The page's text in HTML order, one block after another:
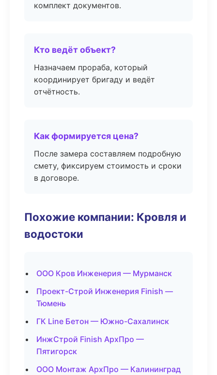
комплект документов.
Кто ведёт объект?
Назначаем прораба, который
координирует бригаду и ведёт
отчётность.
Как формируется цена?
После замера составляем подробную
смету, фиксируем стоимость и сроки
в договоре.
Похожие компании: Кровля и
водостоки
ООО Кров Инженерия — Мурманск
Проект-Строй Инженерия Finish —
Тюмень
ГК Line Бетон — Южно-Сахалинск
ИнжСтрой Finish АрхПро —
Пятигорск
ООО Монтаж АрхПро — Калининград